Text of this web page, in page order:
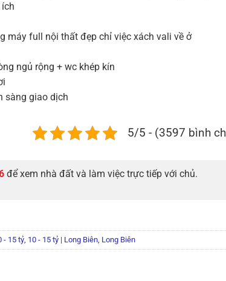
máy full nội thất đẹp chỉ việc xách vali về ở
ngủ rộng + wc khép kín
sàng giao dịch
5/5 - (3597 bình
để xem nhà đất và làm việc trực tiếp với chủ.
- 15 tỷ 10 - 15 tỷ | Long Biên Long Biên